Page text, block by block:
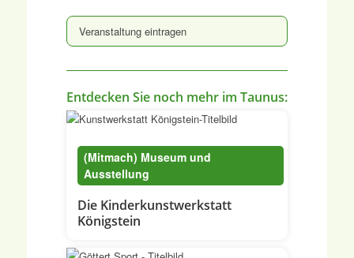
Veranstaltung eintragen
Entdecken Sie noch mehr im Taunus:
(Mitmach) Museum und
Ausstellung
Die Kinderkunstwerkstatt
Königstein